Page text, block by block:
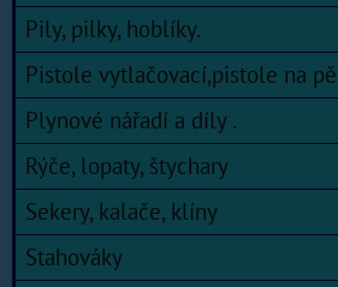
Pily, pilky, hoblíky.
Pistole vytlačovací,pistole na
Plynové nářadí a díly .
Rýče, lopaty, štychary
Sekery, kalače, klíny
Stahováky